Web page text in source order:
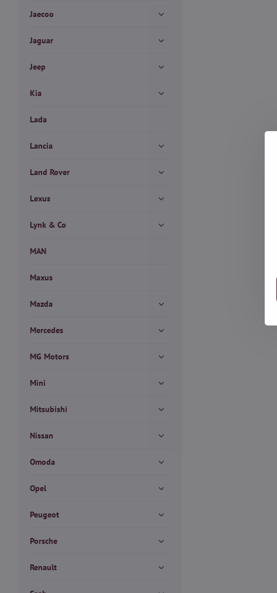
Jaecoo
Jaguar
Jeep
Kia
Lada
Lancia
Land Rover
Lexus
Lynk & Co
MAN
Maxus
Mazda
Mercedes
MG Motors
Mini
Mitsubishi
Nissan
Omoda
Opel
Peugeot
Porsche
Renault